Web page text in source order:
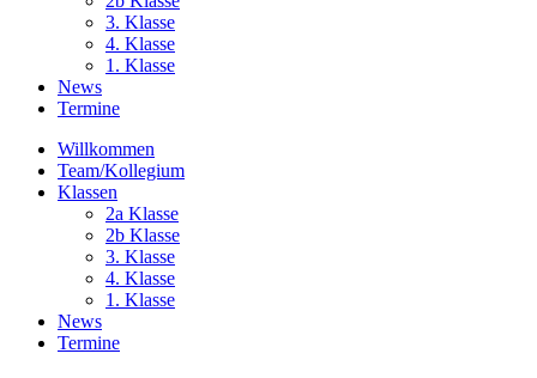
3. Klasse
4. Klasse
1. Klasse
News
Termine
Willkommen
Team/Kollegium
Klassen
2a Klasse
2b Klasse
3. Klasse
4. Klasse
1. Klasse
News
Termine